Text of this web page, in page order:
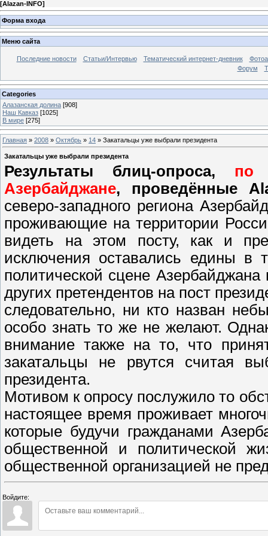
[Alazan-INFO]
Форма входа
Меню сайта
Последние новости Статьи/Интервью Тематический интернет-дневник
Форум
Categories
Алазанская долина [908]
Наш Кавказ [1025]
В мире [275]
Главная » 2008 » Октябрь » 14 » Закатальцы уже выбрали президента
Закатальцы уже выбрали президента
Результаты блиц-опроса, по
Азербайджане, проведённые
северо-западного региона
проживающие на территории
видеть на этом посту, как и
исключения оставались едины в
политической сцене
других претендентов на пост
следовательно, ни кто назван
особо знать то же не желают.
внимание также на то, что
закатальцы не рвутся считая
президента.
Мотивом к опросу послужило то
настоящее время проживает
которые будучи гражданами
общественной и политической
общественной организацией не
Войдите: